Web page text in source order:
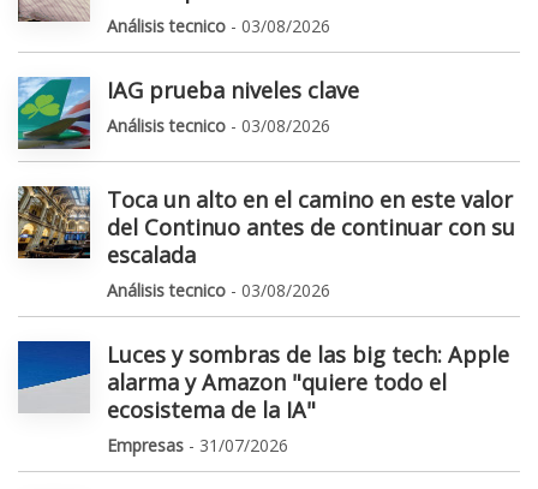
Análisis tecnico - 03/08/2026
IAG prueba niveles clave
Análisis tecnico - 03/08/2026
Toca un alto en el camino en este valor
del Continuo antes de continuar con su
escalada
Análisis tecnico - 03/08/2026
Luces y sombras de las big tech: Apple
alarma y Amazon "quiere todo el
ecosistema de la IA"
Empresas - 31/07/2026